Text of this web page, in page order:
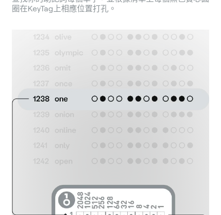
圈在KeyTag上相應位置打孔。